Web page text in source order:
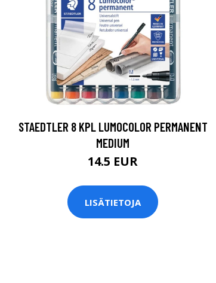
STAEDTLER 8 KPL LUMOCOLOR PERMANENT
MEDIUM
14.5 EUR
LISÄTIETOJA